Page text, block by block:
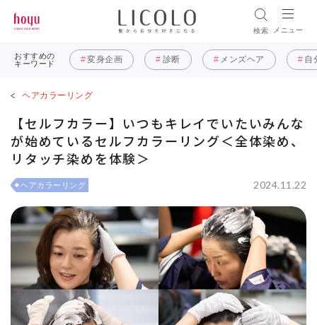
検索 メニュー
おすすめの
キーワード
変身企画 診断 メンズヘア 自
ヘアカラーリング
【セルフカラー】いつもキレイでいたいみんな
が始めているセルフカラーリング＜全体染め、
リタッチ染めを体験＞
2024.11.22
ヘアカラーリング